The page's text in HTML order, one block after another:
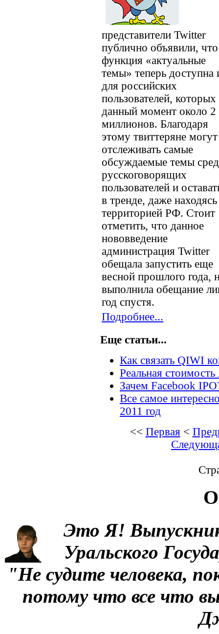
представители Twitter
публично объявили, что
функция «актуальные
темы» теперь доступна
для российских
пользователей, которых
данный момент около 2
миллионов. Благодаря
этому твиттеряне могут
отслеживать самые
обсуждаемые темы
русскоговорящих
пользователей и
в тренде, даже находясь
территорией РФ. Стоит
отметить, что данное
нововведение
администрация Twitter
обещала запустить еще
весной прошлого года,
выполнила обещание
год спустя.
Подробнее...
Еще статьи...
Как связать QIWI
Реальная
Зачем Facebook
Все самое
2011 год
<< Первая <
Это Я!
Уральского
"Не судите человека,
потому что все что